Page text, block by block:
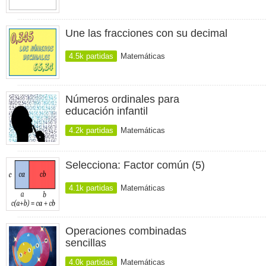
Une las fracciones con su decimal
4.5k partidas Matemáticas
Números ordinales para
educación infantil
4.2k partidas Matemáticas
Selecciona: Factor común (5)
4.1k partidas Matemáticas
Operaciones combinadas
sencillas
4.0k partidas Matemáticas